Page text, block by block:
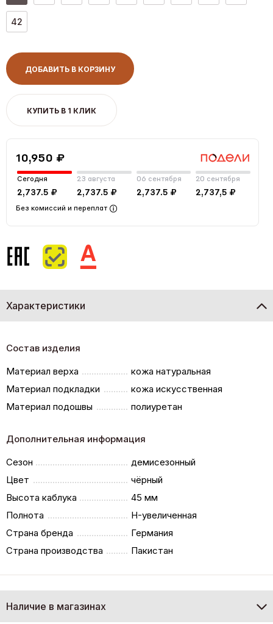
42
ДОБАВИТЬ В КОРЗИНУ
КУПИТЬ В 1 КЛИК
10,950 ₽
Сегодня
2,737.5 ₽
23 августа
2,737.5 ₽
06 сентября
2,737.5 ₽
20 сентября
2,737,5 ₽
Без комиссий и переплат
Характеристики
Состав изделия
Материал верха
кожа натуральная
Материал подкладки
кожа искусственная
Материал подошвы
полиуретан
Дополнительная информация
Сезон
демисезонный
Цвет
чёрный
Высота каблука
45 мм
Полнота
H-увеличенная
Страна бренда
Германия
Страна производства
Пакистан
Наличие в магазинах